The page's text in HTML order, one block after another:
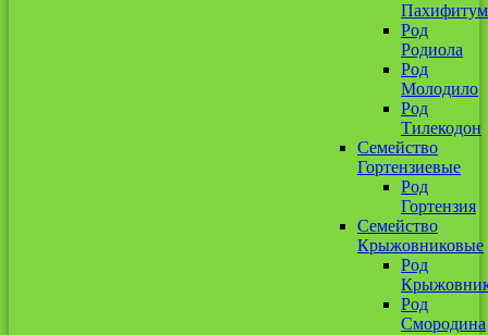
Пахифитум
Род
Родиола
Род
Молодило
Род
Тилекодон
Семейство
Гортензиевые
Род
Гортензия
Семейство
Крыжовниковые
Род
Род
Смородина